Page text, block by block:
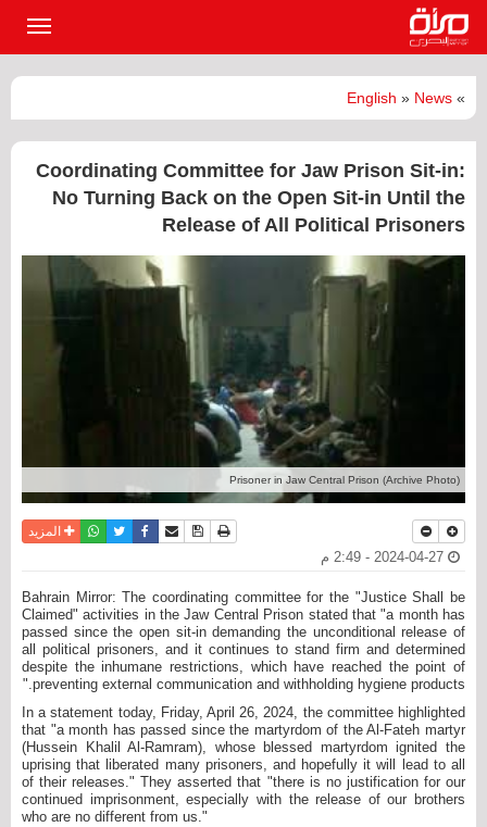
»
English » News
Coordinating Committee for Jaw Prison Sit-in:
No Turning Back on the Open Sit-in Until the
Release of All Political Prisoners
Prisoner in Jaw Central Prison (Archive Photo)
نسخة للطباعة
حفظ الموضوع
أرسل الى صديق
فيسبوكتويترواتسابالمزيد
Bahrain Mirror: The coordinating committee for the "Justice Shall be
Claimed" activities in the Jaw Central Prison stated that "a month has
passed since the open sit-in demanding the unconditional release of
all political prisoners, and it continues to stand firm and determined
despite the inhumane restrictions, which have reached the point of
preventing external communication and withholding hygiene products."
In a statement today, Friday, April 26, 2024, the committee highlighted
that "a month has passed since the martyrdom of the Al-Fateh martyr
(Hussein Khalil Al-Ramram), whose blessed martyrdom ignited the
uprising that liberated many prisoners, and hopefully it will lead to all
of their releases." They asserted that "there is no justification for our
continued imprisonment, especially with the release of our brothers
who are no different from us."